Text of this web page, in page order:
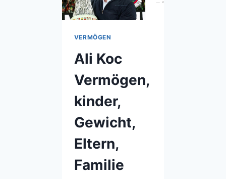
VERMÖGEN
Ali Koc
Vermögen,
kinder,
Gewicht,
Eltern,
Familie